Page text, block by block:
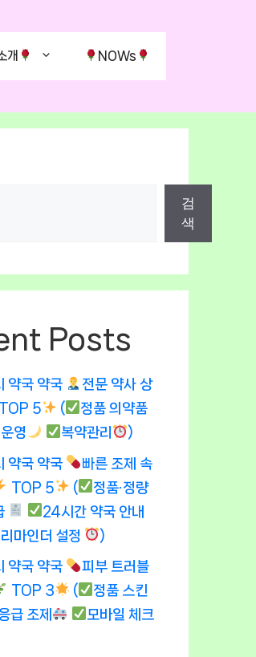
개 NOWs
검
색
Posts
약국 약국
전문 약사 상
TOP 5 (
정품 의약품
영
복약관리 )
약국 약국
빠른 조제 속
TOP 5 (
정품·정량
24시간 약국 안내
마인더 설정
)
약국 약국
피부 트러블
TOP 3 (
정품 스킨
급 조제
모바일 체크